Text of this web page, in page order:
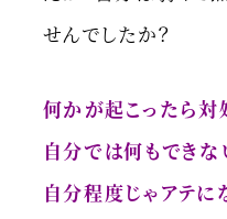
せんでしたか？
何かが起こったら対
自分では何もできな
自分程度じゃアテに